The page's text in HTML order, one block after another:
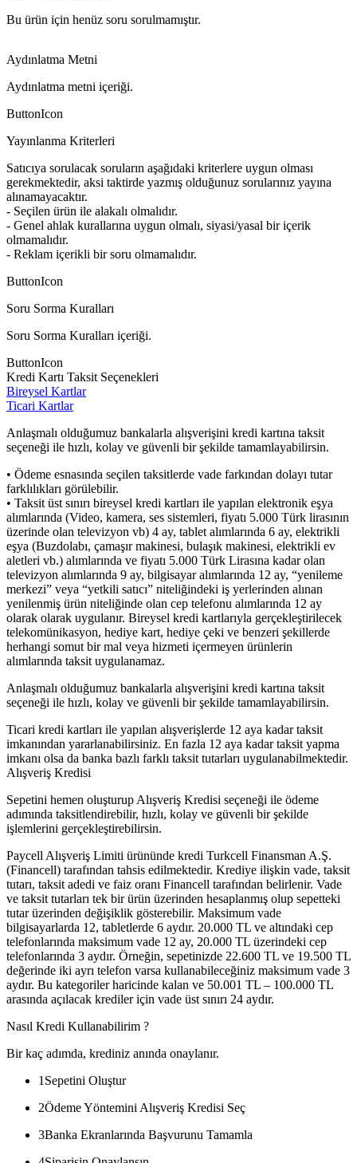
Bu ürün için henüz soru sorulmamıştır.
Aydınlatma Metni
Aydınlatma metni içeriği.
ButtonIcon
Yayınlanma Kriterleri
Satıcıya sorulacak soruların aşağıdaki kriterlere uygun olması
gerekmektedir, aksi taktirde yazmış olduğunuz sorularınız yayına
alınamayacaktır.
- Seçilen ürün ile alakalı olmalıdır.
- Genel ahlak kurallarına uygun olmalı, siyasi/yasal bir içerik
olmamalıdır.
- Reklam içerikli bir soru olmamalıdır.
ButtonIcon
Soru Sorma Kuralları
Soru Sorma Kuralları içeriği.
ButtonIcon
Kredi Kartı Taksit Seçenekleri
Bireysel Kartlar
Ticari Kartlar
Anlaşmalı olduğumuz bankalarla alışverişini kredi kartına taksit
seçeneği ile hızlı, kolay ve güvenli bir şekilde tamamlayabilirsin.
• Ödeme esnasında seçilen taksitlerde vade farkından dolayı tutar
farklılıkları görülebilir.
• Taksit üst sınırı bireysel kredi kartları ile yapılan elektronik eşya
alımlarında (Video, kamera, ses sistemleri, fiyatı 5.000 Türk lirasının
üzerinde olan televizyon vb) 4 ay, tablet alımlarında 6 ay, elektrikli
eşya (Buzdolabı, çamaşır makinesi, bulaşık makinesi, elektrikli ev
aletleri vb.) alımlarında ve fiyatı 5.000 Türk Lirasına kadar olan
televizyon alımlarında 9 ay, bilgisayar alımlarında 12 ay, “yenileme
merkezi” veya “yetkili satıcı” niteliğindeki iş yerlerinden alınan
yenilenmiş ürün niteliğinde olan cep telefonu alımlarında 12 ay
olarak olarak uygulanır. Bireysel kredi kartlarıyla gerçekleştirilecek
telekomünikasyon, hediye kart, hediye çeki ve benzeri şekillerde
herhangi somut bir mal veya hizmeti içermeyen ürünlerin
alımlarında taksit uygulanamaz.
Anlaşmalı olduğumuz bankalarla alışverişini kredi kartına taksit
seçeneği ile hızlı, kolay ve güvenli bir şekilde tamamlayabilirsin.
Ticari kredi kartları ile yapılan alışverişlerde 12 aya kadar taksit
imkanından yararlanabilirsiniz. En fazla 12 aya kadar taksit yapma
imkanı olsa da banka bazlı farklı taksit tutarları uygulanabilmektedir.
Alışveriş Kredisi
Sepetini hemen oluşturup Alışveriş Kredisi seçeneği ile ödeme
adımında taksitlendirebilir, hızlı, kolay ve güvenli bir şekilde
işlemlerini gerçekleştirebilirsin.
Paycell Alışveriş Limiti ürününde kredi Turkcell Finansman A.Ş.
(Financell) tarafından tahsis edilmektedir. Krediye ilişkin vade, taksit
tutarı, taksit adedi ve faiz oranı Financell tarafından belirlenir. Vade
ve taksit tutarları tek bir ürün üzerinden hesaplanmış olup sepetteki
tutar üzerinden değişiklik gösterebilir. Maksimum vade
bilgisayarlarda 12, tabletlerde 6 aydır. 20.000 TL ve altındaki cep
telefonlarında maksimum vade 12 ay, 20.000 TL üzerindeki cep
telefonlarında 3 aydır. Örneğin, sepetinizde 22.600 TL ve 19.500 TL
değerinde iki ayrı telefon varsa kullanabileceğiniz maksimum vade 3
aydır. Bu kategoriler haricinde kalan ve 50.001 TL – 100.000 TL
arasında açılacak krediler için vade üst sınırı 24 aydır.
Nasıl Kredi Kullanabilirim ?
Bir kaç adımda, krediniz anında onaylanır.
1 Sepetini Oluştur
2Ödeme Yöntemini Alışveriş Kredisi Seç
3Banka Ekranlarında Başvurunu Tamamla